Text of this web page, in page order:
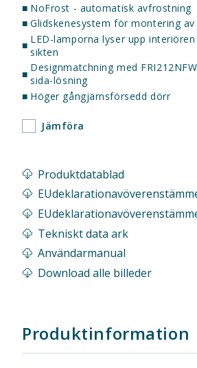
Produktinformation
■ NoFrost - automatisk avfrostning
■ Glidskenesystem för montering
■ LED-lamporna lyser upp
sikten
■ Designmatchning med
sida-lösning
■ Höger gångjärnsförsedd dörr
Jämföra
Produktdatablad
Tekniskt data ark
Användarmanual
Download alle billeder